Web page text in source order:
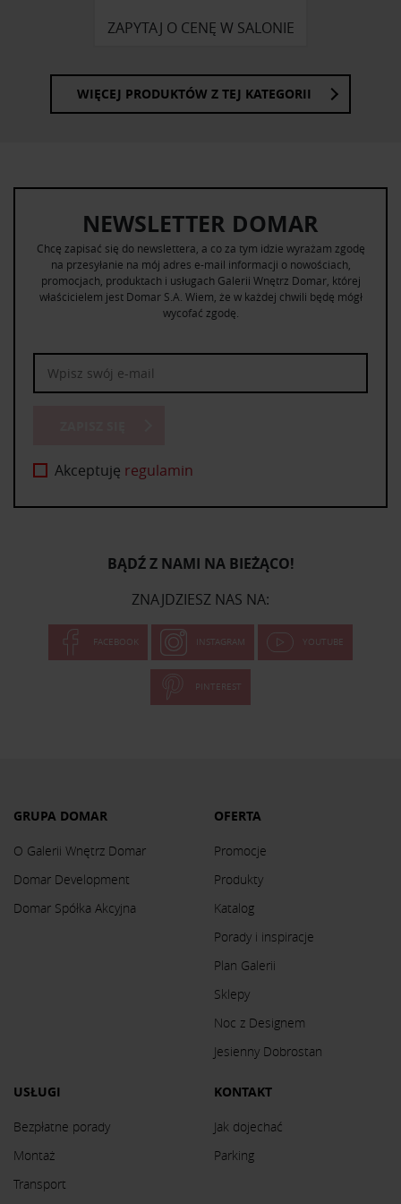
ZAPYTAJ O CENĘ W SALONIE
WIĘCEJ PRODUKTÓW Z TEJ KATEGORII
NEWSLETTER DOMAR
Chcę zapisać się do newslettera, a co za tym idzie wyrażam zgodę
na przesyłanie na mój adres e-mail informacji o nowościach,
promocjach, produktach i usługach Galerii Wnętrz Domar, której
właścicielem jest Domar S.A. Wiem, że w każdej chwili będę mógł
wycofać zgodę.
Akceptuję regulamin
BĄDŹ Z NAMI NA BIEŻĄCO!
ZNAJDZIESZ NAS NA:
FACEBOOK INSTAGRAM YOUTUBE
PINTEREST
GRUPA DOMAR
O Galerii Wnętrz Domar
Domar Development
Domar Spółka Akcyjna
OFERTA
Promocje
Produkty
Katalog
Porady i inspiracje
Plan Galerii
Sklepy
Noc z Designem
Jesienny Dobrostan
USŁUGI
Bezpłatne porady
Montaż
Transport
KONTAKT
Jak dojechać
Parking